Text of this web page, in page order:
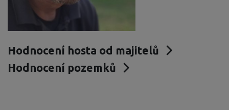
Hodnocení hosta od majitelů
Hodnocení pozemků